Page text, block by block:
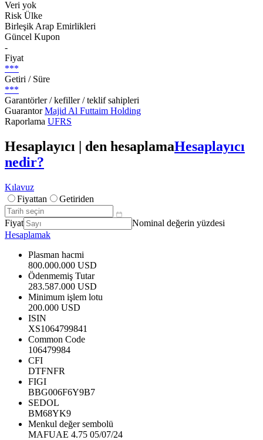
Veri yok
Risk Ülke
Birleşik Arap Emirlikleri
Güncel Kupon
-
Fiyat
***
Getiri / Süre
***
Garantörler / kefiller / teklif sahipleri
Guarantor Majid Al Futtaim Holding
Raporlama UFRS
Hesaplayıcı | den hesaplamaHesaplayıcı
nedir?
Kılavuz
Fiyattan
Getiriden
Fiyat
Nominal değerin yüzdesi
Hesaplamak
Plasman hacmi
800.000.000 USD
Ödenmemiş Tutar
283.587.000 USD
Minimum işlem lotu
200.000 USD
ISIN
XS1064799841
Common Code
106479984
CFI
DTFNFR
FIGI
BBG006F6Y9B7
SEDOL
BM68YK9
Menkul değer sembolü
MAFUAE 4.75 05/07/24